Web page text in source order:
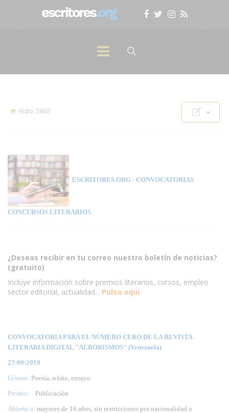
Visto: 5603
ESCRITORES.ORG - CONVOCATORIAS
CONCURSOS LITERARIOS
¿Deseas recibir en tu correo nuestro boletín de noticias?
(gratuito)
Incluye información sobre premios literarios, cursos, empleo
sector editorial, actualidad... Pulsa aqui
CONVOCATORIA PARA EL NÚMERO CERO DE LA REVISTA
LITERARIA DIGITAL "ALBORISMOS" (Venezuela)
27:09:2019
Género: Poesía, relato, ensayo
Premio:
Publicación
Abierto a: mayores de 16 años, sin restricciones por nacionalidad o